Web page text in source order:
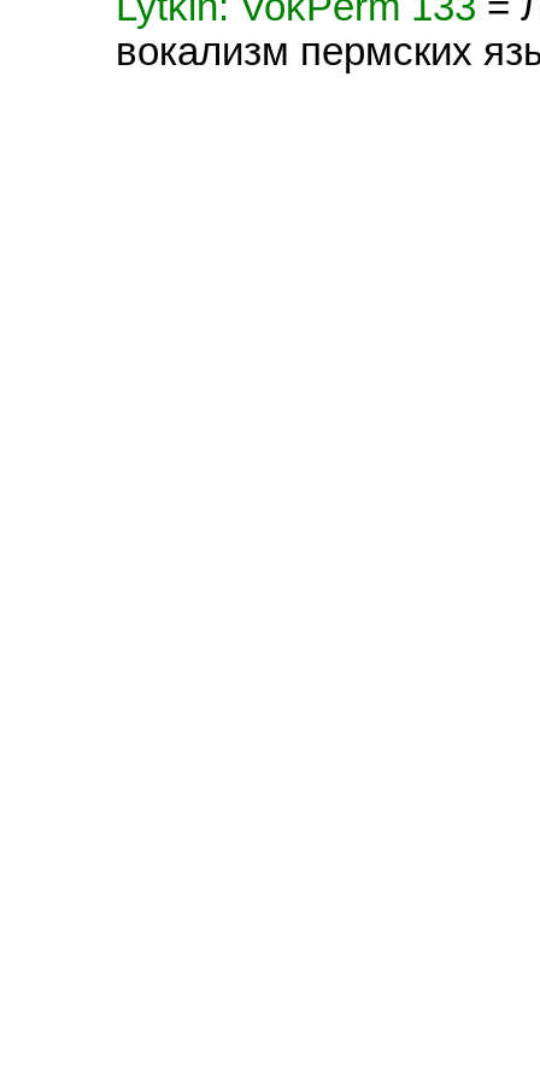
вокализм пермских